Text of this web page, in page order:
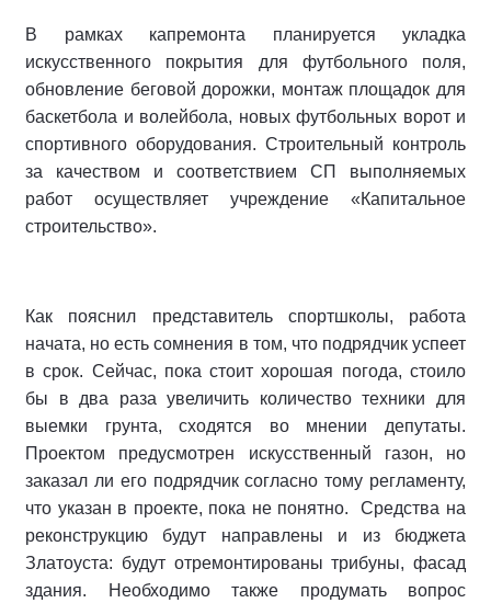
В рамках капремонта планируется укладка
искусственного покрытия для футбольного поля,
обновление беговой дорожки, монтаж площадок для
баскетбола и волейбола, новых футбольных ворот и
спортивного оборудования. Строительный контроль
за качеством и соответствием СП выполняемых
работ осуществляет учреждение «Капитальное
строительство».
Как пояснил представитель спортшколы, работа
начата, но есть сомнения в том, что подрядчик успеет
в срок. Сейчас, пока стоит хорошая погода, стоило
бы в два раза увеличить количество техники для
выемки грунта, сходятся во мнении депутаты.
Проектом предусмотрен искусственный газон, но
заказал ли его подрядчик согласно тому регламенту,
что указан в проекте, пока не понятно. Средства на
реконструкцию будут направлены и из бюджета
Златоуста: будут отремонтированы трибуны, фасад
здания. Необходимо также продумать вопрос